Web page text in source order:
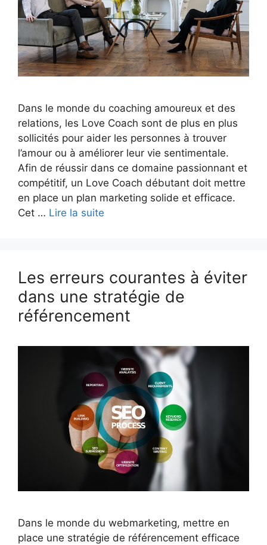
Dans le monde du coaching amoureux et des
relations, les Love Coach sont de plus en plus
sollicités pour aider les personnes à trouver
l’amour ou à améliorer leur vie sentimentale.
Afin de réussir dans ce domaine passionnant et
compétitif, un Love Coach débutant doit mettre
en place un plan marketing solide et efficace.
Cet … Lire la suite
Les erreurs courantes à éviter
dans une stratégie de
référencement
Dans le monde du webmarketing, mettre en
place une stratégie de référencement efficace